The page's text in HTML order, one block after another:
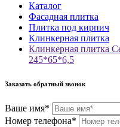
Каталог
Фасадная плитка
Плитка под кирпич
Клинкерная плитка
Клинкерная плитка
245*65*6,5
Заказать обратный звонок
Ваше имя*
Номер телефона*